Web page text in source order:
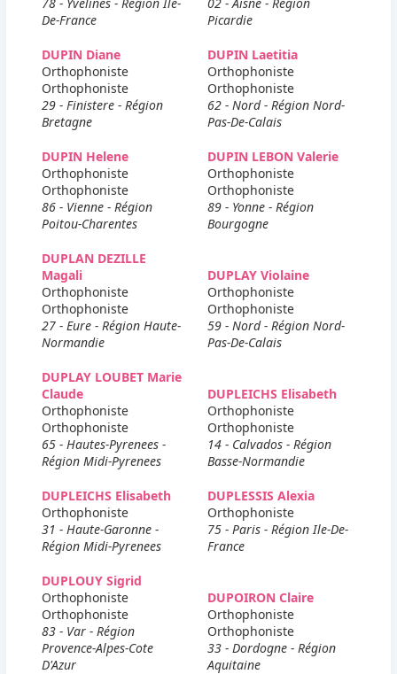
De-France
Picardie
DUPIN Diane
Orthophoniste
Orthophoniste
29 - Finistere - Région
Bretagne
DUPIN Laetitia
Orthophoniste
Orthophoniste
62 - Nord - Région Nord-
Pas-De-Calais
DUPIN Helene
Orthophoniste
Orthophoniste
86 - Vienne - Région
Poitou-Charentes
DUPIN LEBON Valerie
Orthophoniste
Orthophoniste
89 - Yonne - Région
Bourgogne
DUPLAN DEZILLE
Magali
Orthophoniste
Orthophoniste
27 - Eure - Région Haute-
Normandie
DUPLAY Violaine
Orthophoniste
Orthophoniste
59 - Nord - Région Nord-
Pas-De-Calais
DUPLAY LOUBET Marie
Claude
Orthophoniste
Orthophoniste
65 - Hautes-Pyrenees -
Région Midi-Pyrenees
DUPLEICHS Elisabeth
Orthophoniste
Orthophoniste
14 - Calvados - Région
Basse-Normandie
DUPLEICHS Elisabeth
Orthophoniste
31 - Haute-Garonne -
Région Midi-Pyrenees
DUPLESSIS Alexia
Orthophoniste
75 - Paris - Région Ile-De-
France
DUPLOUY Sigrid
Orthophoniste
Orthophoniste
83 - Var - Région
Provence-Alpes-Cote
D'Azur
DUPOIRON Claire
Orthophoniste
Orthophoniste
33 - Dordogne - Région
Aquitaine